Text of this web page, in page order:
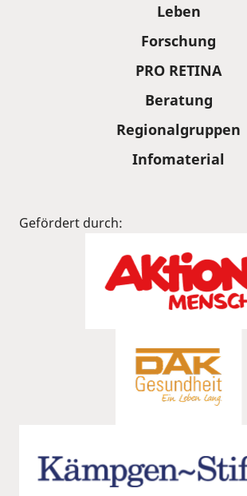
Leben
Forschung
PRO RETINA
Beratung
Regionalgruppen
Infomaterial
Gefördert durch: